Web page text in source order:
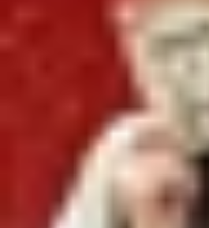
Theo dõi XTMobile trên